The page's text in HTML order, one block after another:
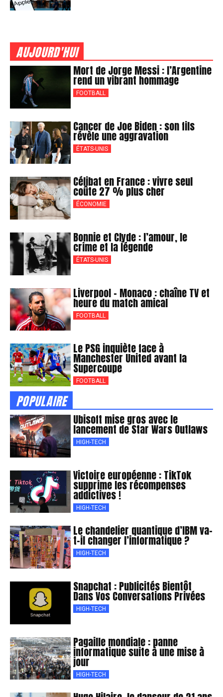
AUJOURD'HUI
Mort de Jorge Messi : l’Argentine
rend un vibrant hommage
FOOTBALL
Cancer de Joe Biden : son fils
révèle une aggravation
ÉTATS-UNIS
Célibat en France : vivre seul
coûte 27 % plus cher
ÉCONOMIE
Bonnie et Clyde : l’amour, le
crime et la légende
ÉTATS-UNIS
Liverpool – Monaco : chaîne TV et
heure du match amical
FOOTBALL
Le PSG inquiète face à
Manchester United avant la
Supercoupe
FOOTBALL
POPULAIRE
Ubisoft mise gros avec le
lancement de Star Wars Outlaws
HIGH-TECH
Victoire européenne : TikTok
supprime les récompenses
addictives !
HIGH-TECH
Le chandelier quantique d’IBM va-
t-il changer l’informatique ?
HIGH-TECH
Snapchat : Publicités Bientôt
Dans Vos Conversations Privées
HIGH-TECH
Pagaille mondiale : panne
informatique suite à une mise à
jour
HIGH-TECH